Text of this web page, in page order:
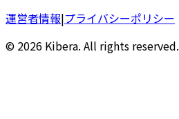
運営者情報|プライバシーポリシー
© 2026 Kibera. All rights reserved.